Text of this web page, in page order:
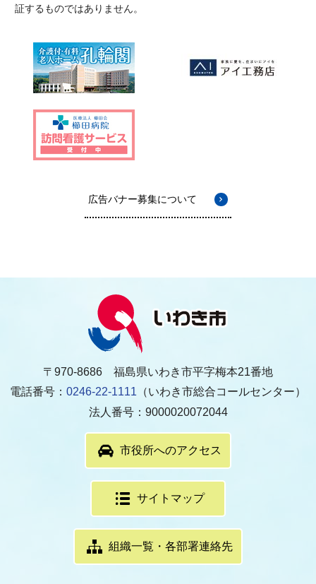
証するものではありません。
広告バナー募集について
〒970-8686 福島県いわき市平字梅本21番地
電話番号： 0246-22-1111 （いわき市総合コールセンター）
法人番号：9000020072044
市役所へのアクセス
サイトマップ
組織一覧・各部署連絡先